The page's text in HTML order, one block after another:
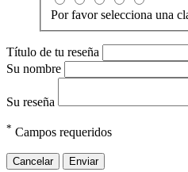
Por favor selecciona una
Título de tu reseña
Su nombre
Su reseña
* Campos requeridos
Cancelar Enviar